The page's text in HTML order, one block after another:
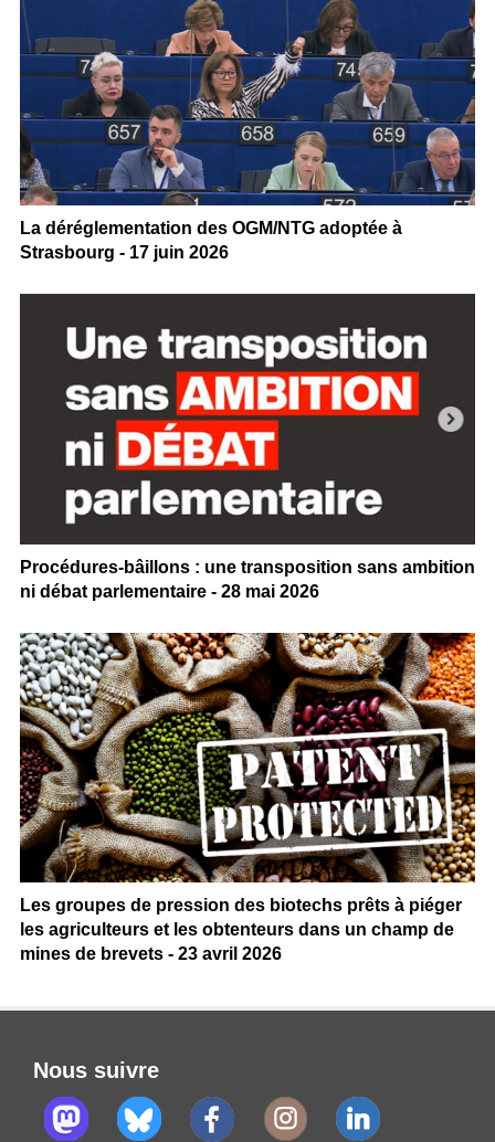
La déréglementation des OGM/NTG adoptée à
Strasbourg - 17 juin 2026
Procédures-bâillons : une transposition sans ambition
ni débat parlementaire - 28 mai 2026
Les groupes de pression des biotechs prêts à piéger
les agriculteurs et les obtenteurs dans un champ de
mines de brevets - 23 avril 2026
Nous suivre